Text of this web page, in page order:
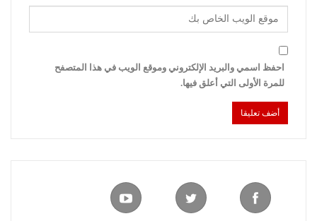
احفظ اسمي والبريد الإلكتروني وموقع الويب في هذا المتصفح
للمرة الأولى التي أعلق فيها.